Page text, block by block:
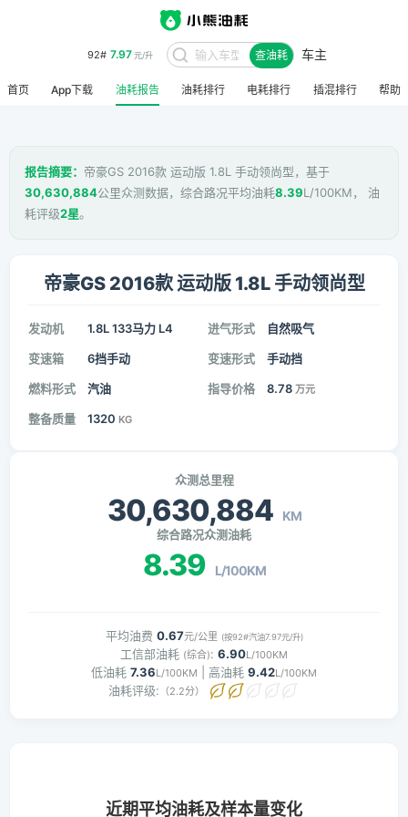
92# 7.97元/升 查油耗 车主
首页 App下载 油耗报告 油耗排行 电耗排行 插混排行 帮助
报告摘要： 帝豪GS 2016款 运动版 1.8L 手动领尚型，基于
30,630,884公里众测数据，综合路况平均油耗8.39L/100KM， 油
耗评级2星。
帝豪GS 2016款 运动版 1.8L 手动领尚型
发动机 1.8L 133马力 L4 进气形式 自然吸气
变速箱 6挡手动 变速形式 手动挡
燃料形式 汽油 指导价格 8.78 万元
整备质量 1320 KG
众测总里程
30,630,884 KM
综合路况众测油耗
8.39 L/100KM
平均油费 0.67元/公里 (按92#汽油7.97元/升)
工信部油耗 (综合): 6.90L/100KM
低油耗 7.36L/100KM | 高油耗 9.42L/100KM
油耗评级: （2.2分）